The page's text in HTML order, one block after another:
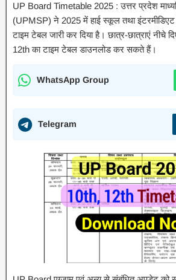
UP Board Timetable 2025 : उत्तर प्रदेश
(UPMSP) ने 2025 में हाई स्कूल तथा इंटरमीडिएट
टाइम टेबल जारी कर दिया है। छात्र-छात्राएं नीचे
12th का टाइम टेबल डाउनलोड कर सकते हैं।
WhatsApp Group
Telegram